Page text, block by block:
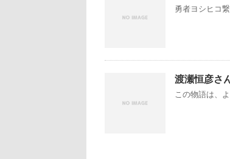
勇者ヨシヒコ
渡瀬恒彦さ
この物語は、